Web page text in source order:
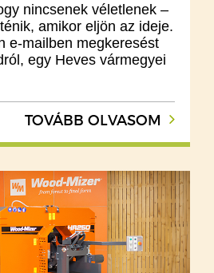
nincsenek véletlenek –
amikor eljön az ideje.
e-mailben megkeresést
egy Heves vármegyei
TOVÁBB OLVASOM